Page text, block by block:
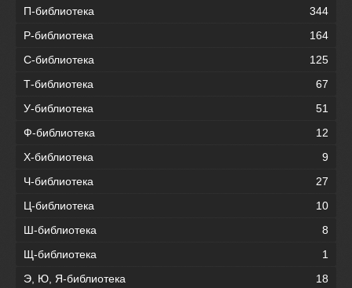
П-библиотека
344
Р-библиотека
164
С-библиотека
125
Т-библиотека
67
У-библиотека
51
Ф-библиотека
12
Х-библиотека
9
Ч-библиотека
27
Ц-библиотека
10
Ш-библиотека
8
Щ-библиотека
1
Э, Ю, Я-библиотека
18